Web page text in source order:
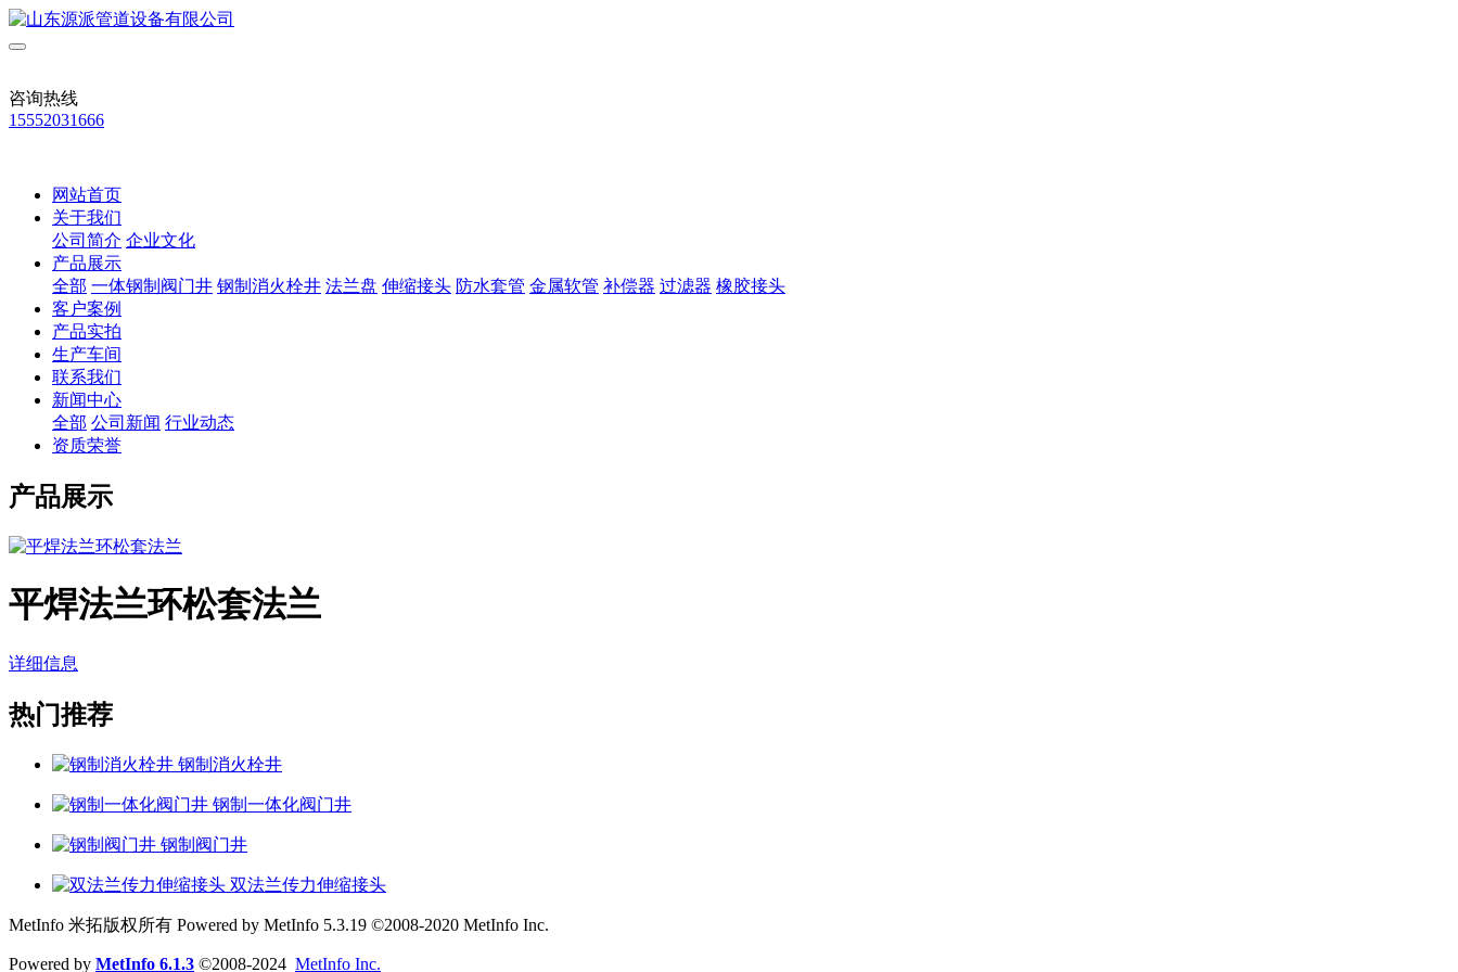
咨询热线
15552031666
网站首页
关于我们
公司简介 企业文化
产品展示
全部 一体钢制阀门井 钢制消火栓井 法兰盘 伸缩接头 防水套管 金属软管 补偿器 过滤器 橡胶接头
客户案例
产品实拍
生产车间
联系我们
新闻中心
全部 公司新闻 行业动态
资质荣誉
产品展示
平焊法兰环松套法兰
详细信息
热门推荐
钢制消火栓井
钢制一体化阀门井
钢制阀门井
双法兰传力伸缩接头
MetInfo 米拓版权所有 Powered by MetInfo 5.3.19 ©2008-2020 MetInfo Inc.
Powered by MetInfo 6.1.3 ©2008-2024 MetInfo Inc.